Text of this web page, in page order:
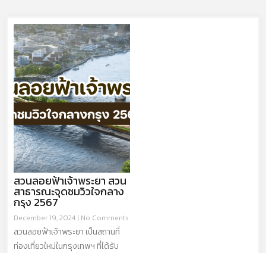
สวนลอยฟ้าเจ้าพระยา สวน
สาธารณะจุดชมวิวใจกลาง
กรุง 2567
December 19, 2024 No Comments
สวนลอยฟ้าเจ้าพระยา เป็นสถานที่
ท่องเที่ยวใหม่ในกรุงเทพฯ ที่ได้รับ